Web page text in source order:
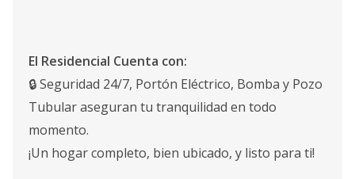
El Residencial Cuenta con:
🔒 Seguridad 24/7, Portón Eléctrico, Bomba y Pozo
Tubular aseguran tu tranquilidad en todo
momento.
¡Un hogar completo, bien ubicado, y listo para ti!